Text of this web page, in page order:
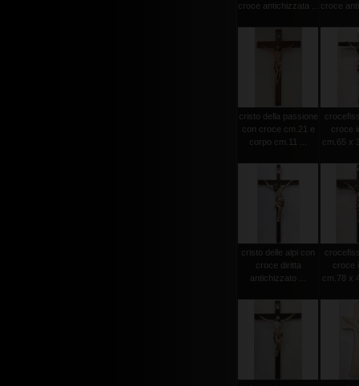
croce antichizzata ...
croce
cristo della passione
con croce cm.21 e
corpo cm.11 ...
croce
cm.65 x
cristo delle alpi con
croce diritta
antichizzato ...
croce
cm.78 x